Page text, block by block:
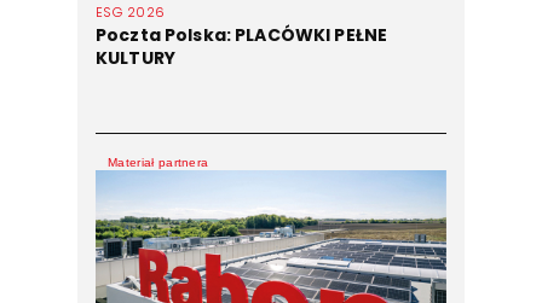
ESG 2026
Poczta Polska: PLACÓWKI PEŁNE
KULTURY
Materiał partnera